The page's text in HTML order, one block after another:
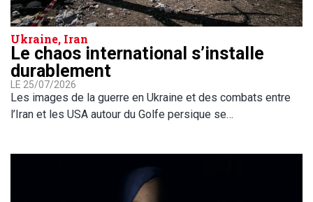
Ukraine, Iran
Le chaos international s’installe
durablement
LE 25/07/2026
Les images de la guerre en Ukraine et des combats entre
l’Iran et les USA autour du Golfe persique se…